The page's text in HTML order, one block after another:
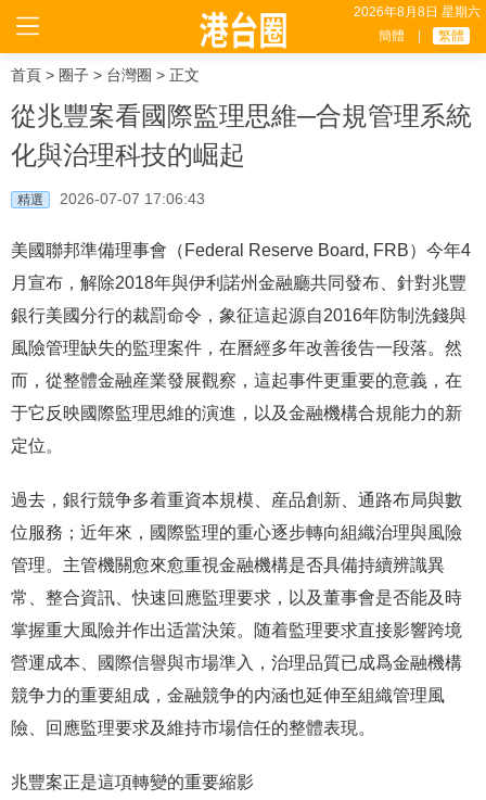
2026年8月8日 星期六
簡體
繁體
首頁 > 圈子 > 台灣圈 > 正文
從兆豐案看國際監理思維─合規管理系統
化與治理科技的崛起
精選 2026-07-07 17:06:43
美國聯邦準備理事會（Federal Reserve Board, FRB）今年4
月宣布，解除2018年與伊利諾州金融廳共同發布、針對兆豐
銀行美國分行的裁罰命令，象征這起源自2016年防制洗錢與
風險管理缺失的監理案件，在曆經多年改善後告一段落。然
而，從整體金融産業發展觀察，這起事件更重要的意義，在
于它反映國際監理思維的演進，以及金融機構合規能力的新
定位。
過去，銀行競争多着重資本規模、産品創新、通路布局與數
位服務；近年來，國際監理的重心逐步轉向組織治理與風險
管理。主管機關愈來愈重視金融機構是否具備持續辨識異
常、整合資訊、快速回應監理要求，以及董事會是否能及時
掌握重大風險并作出适當決策。随着監理要求直接影響跨境
營運成本、國際信譽與市場準入，治理品質已成爲金融機構
競争力的重要組成，金融競争的内涵也延伸至組織管理風
險、回應監理要求及維持市場信任的整體表現。
兆豐案正是這項轉變的重要縮影